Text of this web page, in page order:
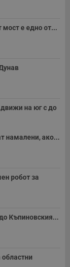
мост е едно от...
на юг с до
намалени, ако...
робот за
Къпиновския...